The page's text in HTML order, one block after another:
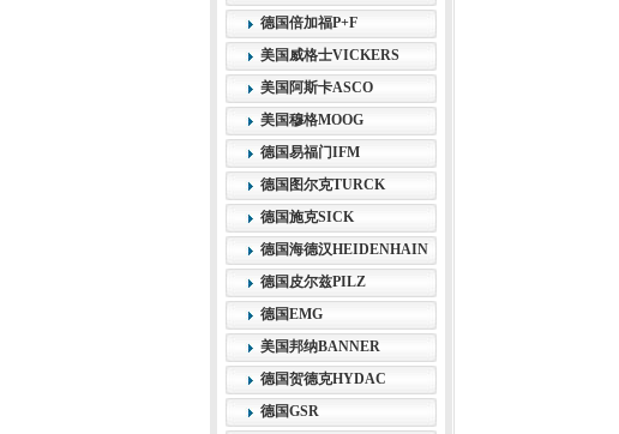
德国倍加福P+F
美国威格士VICKERS
美国阿斯卡ASCO
美国穆格MOOG
德国易福门IFM
德国图尔克TURCK
德国施克SICK
德国海德汉HEIDENHAIN
德国皮尔兹PILZ
德国EMG
美国邦纳BANNER
德国贺德克HYDAC
德国GSR